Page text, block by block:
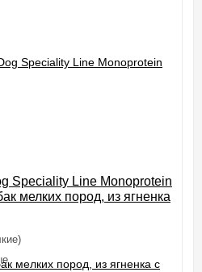
Speciality Line Monoprotein
мелких пород, из ягненка